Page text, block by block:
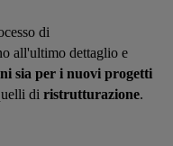
di
all'ultimo dettaglio e
sia per i nuovi progetti
di ristrutturazione.